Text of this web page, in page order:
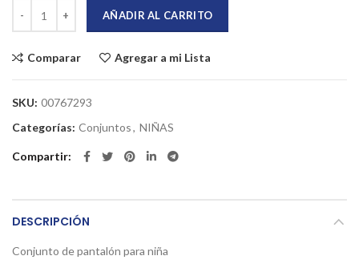
AÑADIR AL CARRITO
Comparar Agregar a mi Lista
SKU: 00767293
Categorías: Conjuntos, NIÑAS
Compartir
DESCRIPCIÓN
Conjunto de pantalón para niña